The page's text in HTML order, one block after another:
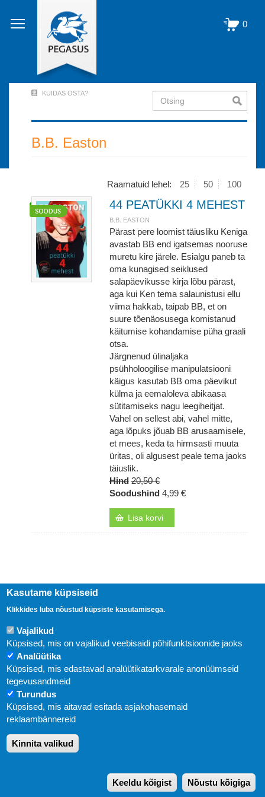
edasi
põhisisu
0
Account
Menu
KUIDAS OSTA? Otsing
B.B. Easton
Raamatuid lehel: 25 50 100
44 PEATÜKKI 4 MEHEST
B.B. EASTON
Pärast pere loomist täiusliku Keniga
avastab BB end igatsemas nooruse
muretu kire järele. Esialgu paneb ta
oma kunagised seiklused
salapäevikusse kirja lõbu pärast,
aga kui Ken tema salaunistusi ellu
viima hakkab, taipab BB, et on
suure tõenäosusega komistanud
käitumise kohandamise püha graali
otsa.
Järgnenud ülinaljaka
psühholoogilise manipulatsiooni
käigus kasutab BB oma päevikut
külma ja eemaloleva abikaasa
sütitamiseks nagu leegiheitjat.
Vahel on sellest abi, vahel mitte,
aga lõpuks jõuab BB arusaamisele,
et mees, keda ta hirmsasti muuta
üritas, oli algusest peale tema jaoks
täiuslik.
Hind 20,50 €
Soodushind 4,99 €
Lisa korvi
Uudised
KIRJASTUS PEGASUS OÜ © 2020
Paldiski mnt. 29 (A korpus VI korrus), Tallinn
E-post:pegasus[at]pegasus.ee
Kasutame küpsiseid
Klikkides luba nõustud küpsiste kasutamisega.
Vajalikud
Küpsised, mis on vajalikud veebisaidi põhifunktsioonide jaoks
Analüütika
Küpsised, mis edastavad analüütikatarkvarale anonüümseid
tegevusandmeid
Turundus
Küpsised, mis aitavad esitada asjakohasemaid
reklaambännereid
Kinnita valikud
Keeldu kõigist Nõustu kõigiga